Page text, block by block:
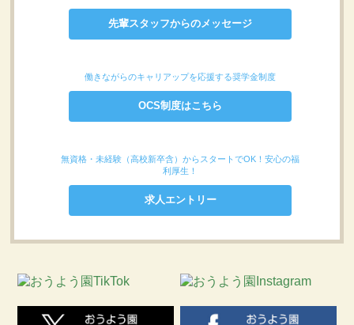
先輩スタッフからのメッセージ
働きながらのキャリアップを応援する奨学金制度
OCS制度はこちら
無資格・未経験（高校新卒含）からスタートでOK！安心の福
利厚生！
求人エントリー